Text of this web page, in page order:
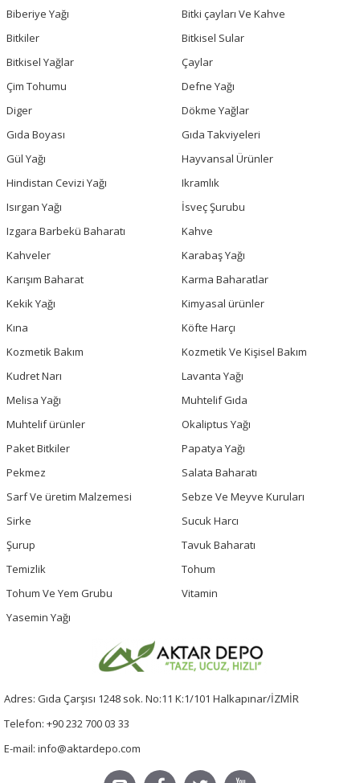
Biberiye Yağı
Bitki çayları Ve Kahve
Bitkiler
Bitkisel Sular
Bitkisel Yağlar
Çaylar
Çim Tohumu
Defne Yağı
Diger
Dökme Yağlar
Gıda Boyası
Gıda Takviyeleri
Gül Yağı
Hayvansal Ürünler
Hindistan Cevizi Yağı
Ikramlık
Isırgan Yağı
İsveç Şurubu
Izgara Barbekü Baharatı
Kahve
Kahveler
Karabaş Yağı
Karışım Baharat
Karma Baharatlar
Kekik Yağı
Kimyasal ürünler
Kına
Köfte Harçı
Kozmetik Bakım
Kozmetik Ve Kişisel Bakım
Kudret Narı
Lavanta Yağı
Melisa Yağı
Muhtelif Gıda
Muhtelif ürünler
Okaliptus Yağı
Paket Bitkiler
Papatya Yağı
Pekmez
Salata Baharatı
Sarf Ve üretim Malzemesi
Sebze Ve Meyve Kuruları
Sirke
Sucuk Harcı
Şurup
Tavuk Baharatı
Temizlik
Tohum
Tohum Ve Yem Grubu
Vitamin
Yasemin Yağı
Adres: Gıda Çarşısı 1248 sok. No:11 K:1/101 Halkapınar/İZMİR
Telefon: +90 232 700 03 33
E-mail: info@aktardepo.com